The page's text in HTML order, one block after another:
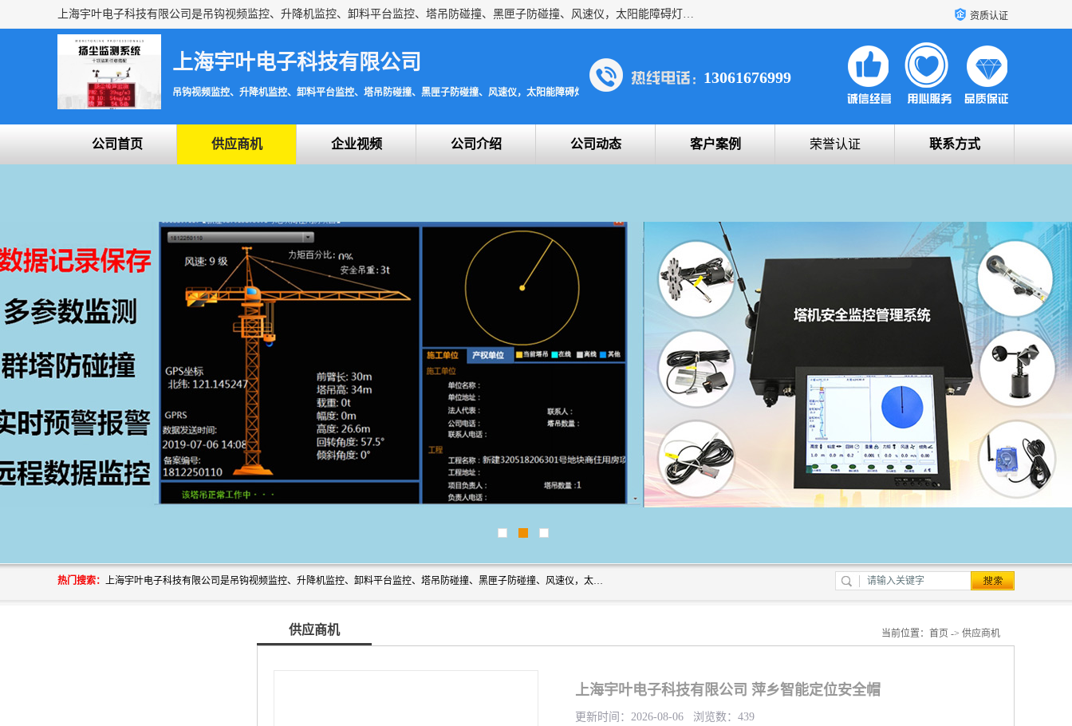
上海宇叶电子科技有限公司是吊钩视频监控、升降机监控、卸料平台监控、塔吊防碰撞、黑匣子防碰撞、风速仪，太阳能障碍灯安全提示灯等一系列升降机的常用配件产品专业研发生产加工的公司，拥有完整、科学的质量管理体系。 资质认证
上海宇叶电子科技有限公司
吊钩视频监控、升降机监控、卸料平台监控、塔吊防碰撞、黑匣子防碰撞、风速仪，太阳能障碍灯安全提示灯
13061676999
公司首页 供应商机 企业视频 公司介绍 公司动态 客户案例 荣誉认证 联系方式
热门搜索： 上海宇叶电子科技有限公司是吊钩视频监控、升降机监控、卸料平台监控、塔吊防碰撞、黑匣子防碰撞、风速仪，太阳能障碍灯安全提示灯等一系列升降机的常用配件产品专业研发生产加工的公司，拥有完整、科学的质量管理体系。
供应商机 当前位置： 首页 -> 供应商机
上海宇叶电子科技有限公司 萍乡智能定位安全帽
更新时间：2026-08-06 浏览数：439